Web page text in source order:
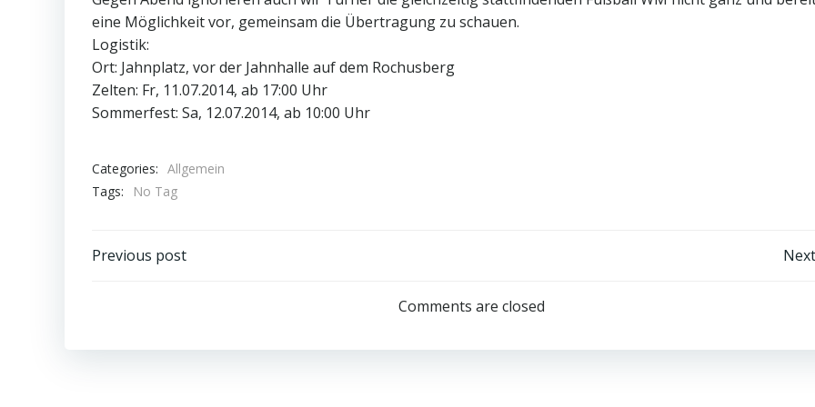
eine Möglichkeit vor, gemeinsam die Übertragung zu schauen.
Logistik:
Ort: Jahnplatz, vor der Jahnhalle auf dem Rochusberg
Zelten: Fr, 11.07.2014, ab 17:00 Uhr
Sommerfest: Sa, 12.07.2014, ab 10:00 Uhr
Categories: Allgemein
Tags:
No Tag
Post
Previous post
navigation
Comments are closed